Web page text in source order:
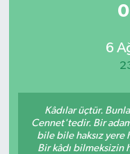
6
Kâdılar üçtür.
Cennet'tedir. Bir
bile bile haksız
Bir kâdı bilmeksizin